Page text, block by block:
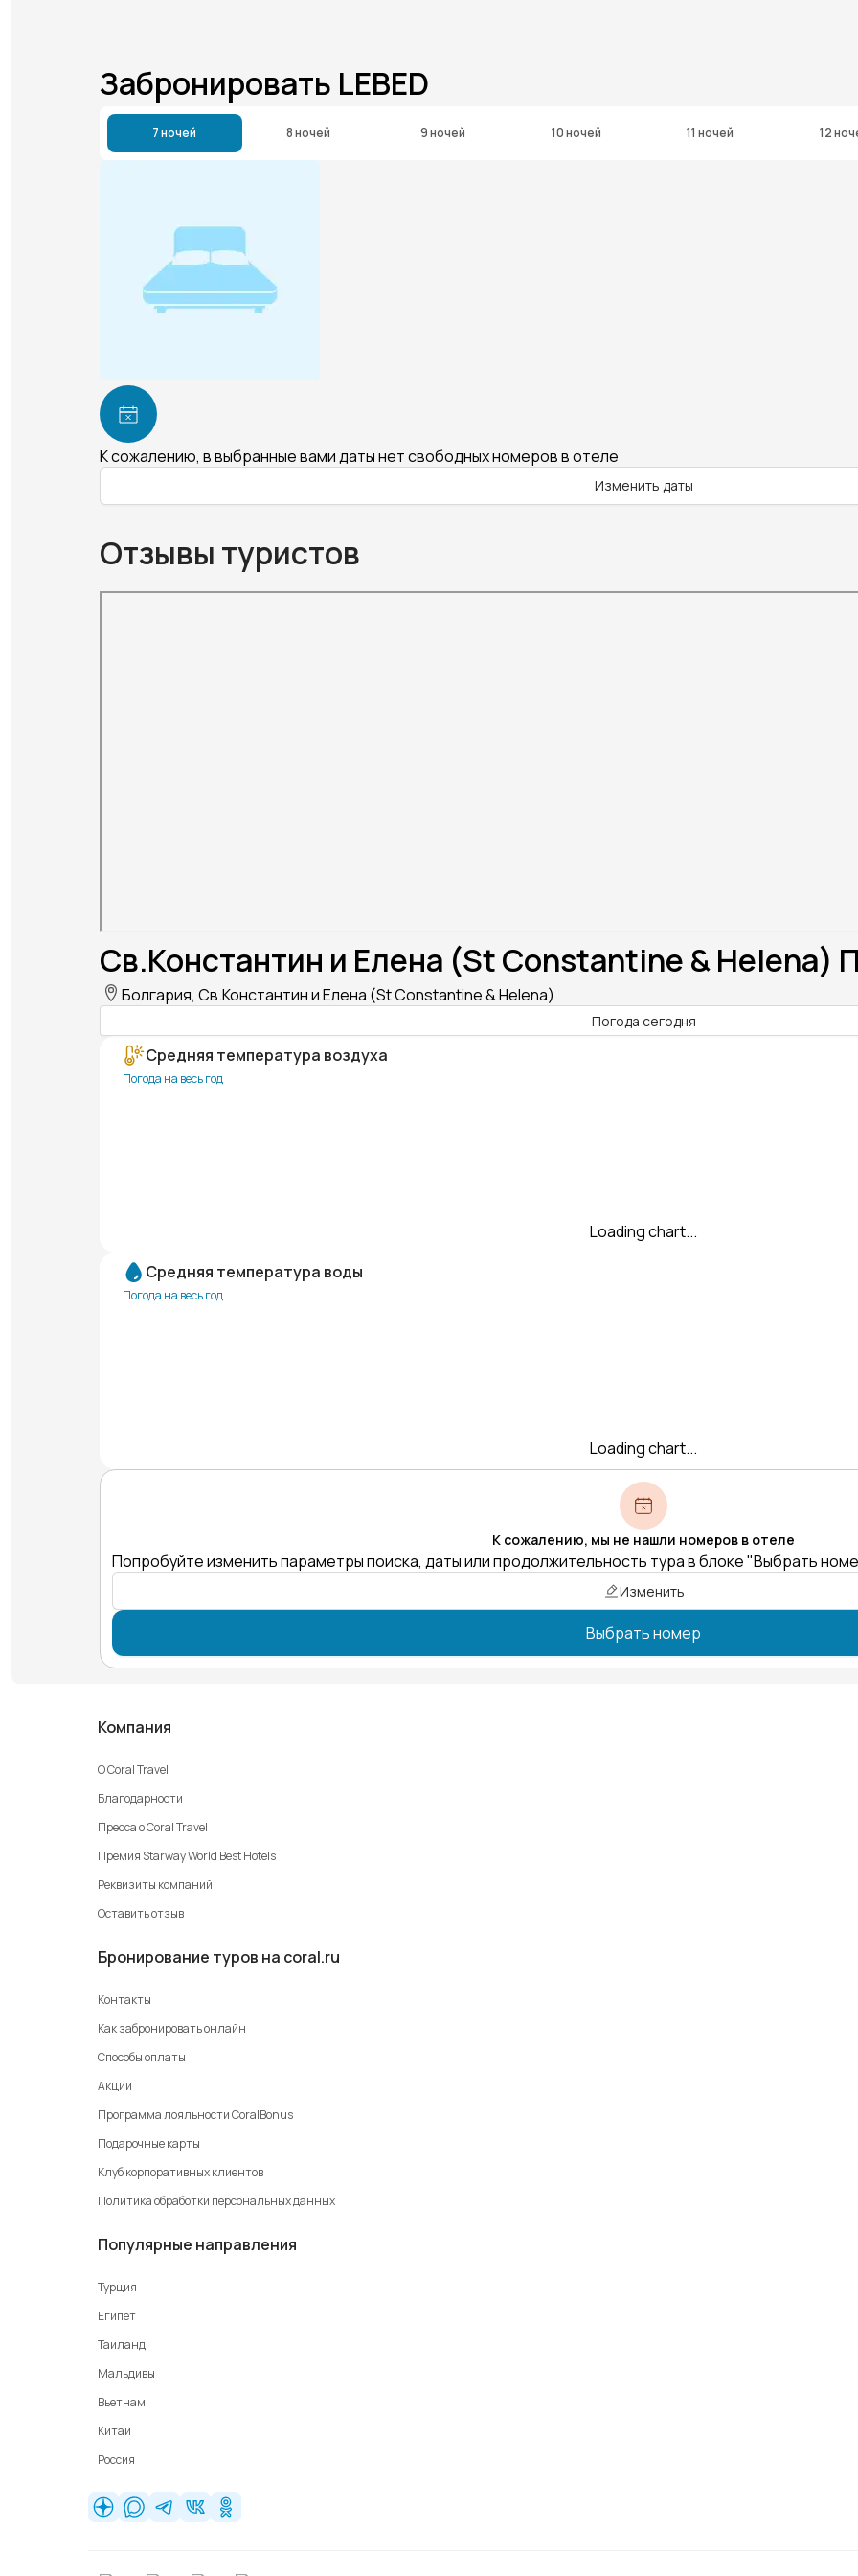
Забронировать LEBED
7 ночей 8 ночей 9 ночей 10 ночей 11 ночей 12
К сожалению, в выбранные вами даты нет свободных номеров в отеле
Изменить даты
Отзывы туристов
Св.Константин и Елена (St Constantine & Helena)
Болгария, Св.Константин и Елена (St Constantine & Helena)
Погода сегодня
Средняя температура воздуха
Погода на весь год
Loading chart...
Средняя температура воды
Погода на весь год
Loading chart...
К сожалению, мы не нашли номеров в отеле
Попробуйте изменить параметры поиска, даты или продолжительность тура в блоке "Выбрать
Изменить
Выбрать номер
Компания
О Coral Travel
Благодарности
Пресса о Coral Travel
Премия Starway World Best Hotels
Реквизиты компаний
Оставить отзыв
Бронирование туров на coral.ru
Контакты
Как забронировать онлайн
Способы оплаты
Акции
Программа лояльности CoralBonus
Подарочные карты
Клуб корпоративных клиентов
Политика обработки персональных данных
Популярные направления
Турция
Египет
Таиланд
Мальдивы
Вьетнам
Китай
Россия